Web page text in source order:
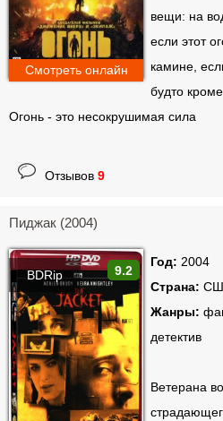
вещи: на
если этот
камине,
будто
Огонь - это несокрушимая сила
Смотреть онлайн
Отзывов 9
Пиджак (2004)
9.2
BDRip
Год: 2004
Страна:
Жанры:
детектив
Ветерана